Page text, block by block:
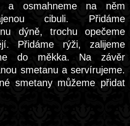
a osmahneme na něm
cibuli. Přidáme
dýně, trochu opečeme
Přidáme rýži, zalijeme
do měkka. Na závěr
smetanu a servírujeme.
smetany můžeme přidat